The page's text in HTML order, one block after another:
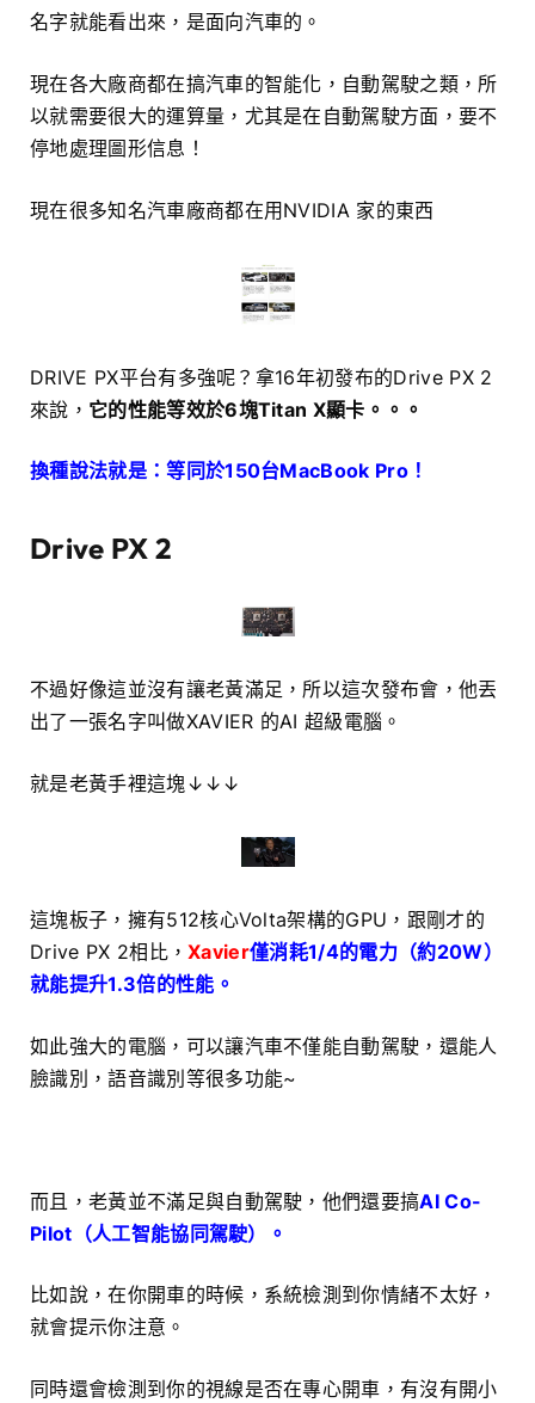
名字就能看出來，是面向汽車的。
現在各大廠商都在搞汽車的智能化，自動駕駛之類，所
以就需要很大的運算量，尤其是在自動駕駛方面，要不
停地處理圖形信息！
現在很多知名汽車廠商都在用NVIDIA 家的東西
DRIVE PX平台有多強呢？拿16年初發布的Drive PX 2
來說， 它的性能等效於6塊Titan X顯卡。。。
換種說法就是：等同於150台MacBook Pro！
Drive PX 2
不過好像這並沒有讓老黃滿足，所以這次發布會，他丟
出了一張名字叫做XAVIER 的AI 超級電腦。
就是老黃手裡這塊↓↓↓
這塊板子，擁有512核心Volta架構的GPU，跟剛才的
Drive PX 2相比，Xavier僅消耗1/4的電力（約20W）
就能提升1.3倍的性能。
如此強大的電腦，可以讓汽車不僅能自動駕駛，還能人
臉識別，語音識別等很多功能~
而且，老黃並不滿足與自動駕駛，他們還要搞AI Co-
Pilot（人工智能協同駕駛）。
比如說，在你開車的時候，系統檢測到你情緒不太好，
就會提示你注意。
同時還會檢測到你的視線是否在專心開車，有沒有開小